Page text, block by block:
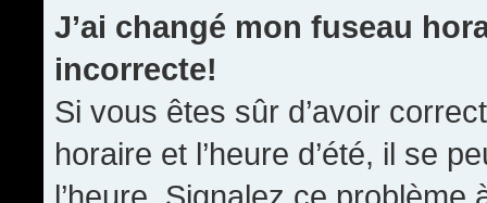
J’ai changé mon fuseau
incorrecte!
Si vous êtes sûr d’avoir
horaire et l’heure d’été, il se